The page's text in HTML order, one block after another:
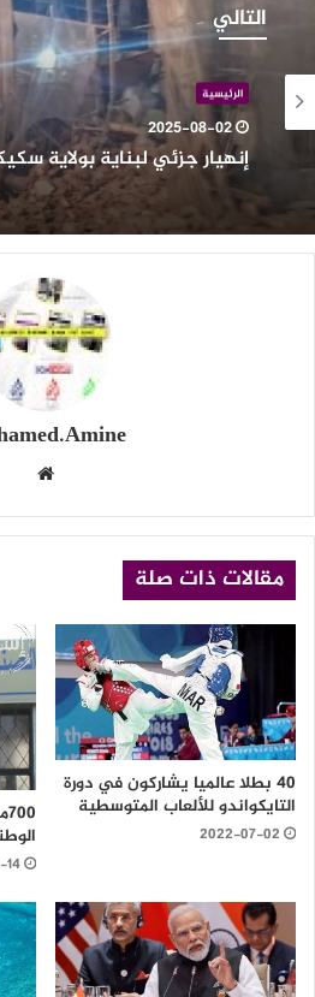
التالي
سكيكدة
يجلي
10
الرئيسية
2025-08-02
إنهيار جزئي لبناية بولاية سكيكدة
مقالات ذات صلة
40 بطلا عالميا يشاركون في دورة
التايكواندو للألعاب المتوسطية
2022-07-02
14